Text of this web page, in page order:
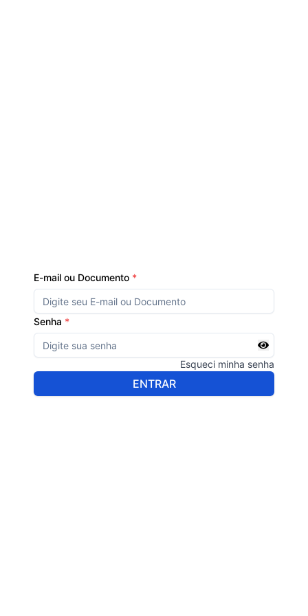
E-mail ou Documento *
Senha *
Esqueci minha senha
ENTRAR